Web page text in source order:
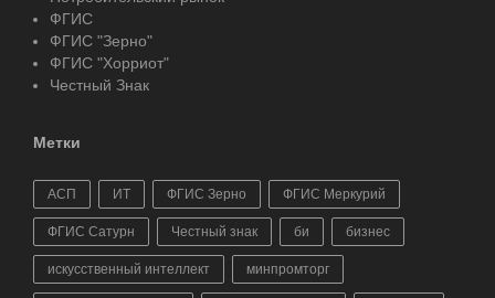
ФГИС
ФГИС "Зерно"
ФГИС "Хорриот"
Честный Знак
Метки
АСП ИТ ФГИС Зерно ФГИС Меркурий
ФГИС Сатурн Честный знак би бизнес
искусственный интеллект минпромторг